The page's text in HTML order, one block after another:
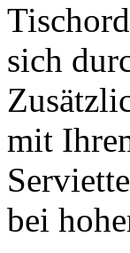
sich
mit
bei